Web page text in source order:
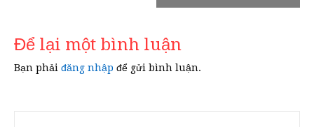
Để lại một bình luận
Bạn phải đăng nhập để gửi bình luận.